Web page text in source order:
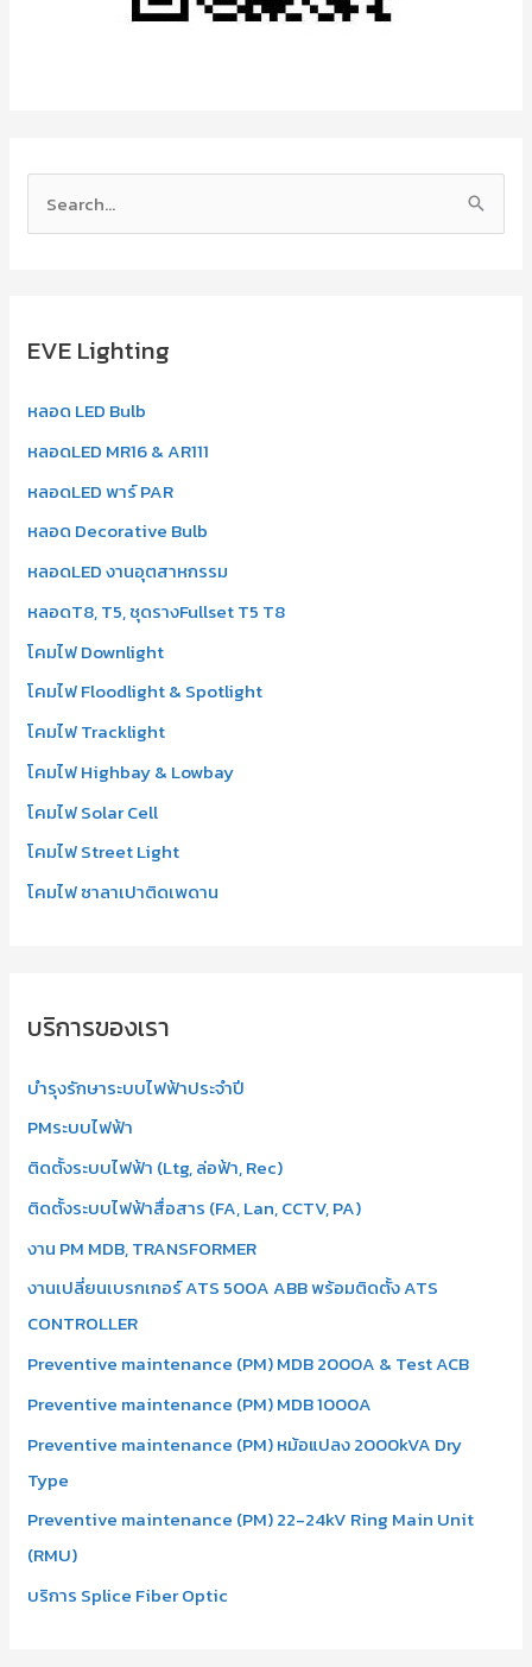
e
c
f
o
r
:
EVE Lighting
หลอด LED Bulb
หลอดLED MR16 & AR111
หลอดLED พาร์ PAR
หลอด Decorative Bulb
หลอดLED งานอุตสาหกรรม
หลอดT8, T5, ชุดรางFullset T5 T8
โคมไฟ Downlight
โคมไฟ Floodlight & Spotlight
โคมไฟ Tracklight
โคมไฟ Highbay & Lowbay
โคมไฟ Solar Cell
โคมไฟ Street Light
โคมไฟ ซาลาเปาติดเพดาน
บริการของเรา
บำรุงรักษาระบบไฟฟ้าประจำปี
PMระบบไฟฟ้า
ติดตั้งระบบไฟฟ้า (Ltg, ล่อฟ้า, Rec)
ติดตั้งระบบไฟฟ้าสื่อสาร (FA, Lan, CCTV, PA)
งาน PM MDB, TRANSFORMER
งานเปลี่ยนเบรกเกอร์ ATS 500A ABB พร้อมติดตั้ง ATS
CONTROLLER
Preventive maintenance (PM) MDB 2000A & Test ACB
Preventive maintenance (PM) MDB 1000A
Preventive maintenance (PM) หม้อแปลง 2000kVA Dry
Type
Preventive maintenance (PM) 22-24kV Ring Main Unit
(RMU)
บริการ Splice Fiber Optic